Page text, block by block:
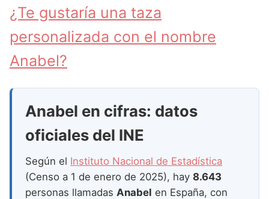
Nombres de Niña que empiezan por M
Nombres de Niña que empiezan por N
Nombres de Niña que empiezan por O
Nombres de Niña que empiezan por Q
Nombres de Niña que empiezan por R
Nombres de Niña que empiezan por S
Nombres de Niña que empiezan por T
Nombres de Niña Extremeños
Nombres de Niña Gallegos
Nombres de Niña Vascos
¿Te gustaría una taza
personalizada con el nombre
Anabel?
Anabel en cifras: datos
oficiales del INE
Según el Instituto Nacional de Estadística
(Censo a 1 de enero de 2025), hay 8.643
personas llamadas Anabel en España, con